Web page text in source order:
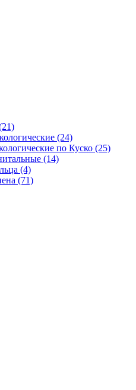
(24)
по Куско (25)
(14)
(4)
(71)